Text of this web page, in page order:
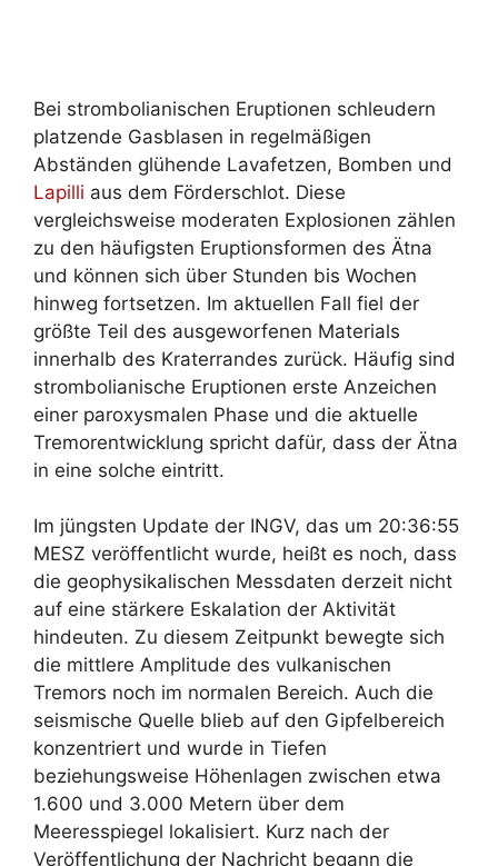
Bei strombolianischen Eruptionen schleudern
platzende Gasblasen in regelmäßigen
Abständen glühende Lavafetzen, Bomben und
Lapilli aus dem Förderschlot. Diese
vergleichsweise moderaten Explosionen zählen
zu den häufigsten Eruptionsformen des Ätna
und können sich über Stunden bis Wochen
hinweg fortsetzen. Im aktuellen Fall fiel der
größte Teil des ausgeworfenen Materials
innerhalb des Kraterrandes zurück. Häufig sind
strombolianische Eruptionen erste Anzeichen
einer paroxysmalen Phase und die aktuelle
Tremorentwicklung spricht dafür, dass der Ätna
in eine solche eintritt.
Im jüngsten Update der INGV, das um 20:36:55
MESZ veröffentlicht wurde, heißt es noch, dass
die geophysikalischen Messdaten derzeit nicht
auf eine stärkere Eskalation der Aktivität
hindeuten. Zu diesem Zeitpunkt bewegte sich
die mittlere Amplitude des vulkanischen
Tremors noch im normalen Bereich. Auch die
seismische Quelle blieb auf den Gipfelbereich
konzentriert und wurde in Tiefen
beziehungsweise Höhenlagen zwischen etwa
1.600 und 3.000 Metern über dem
Meeresspiegel lokalisiert. Kurz nach der
Veröffentlichung der Nachricht begann die